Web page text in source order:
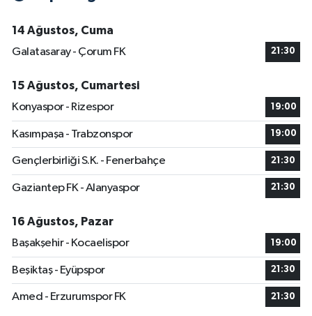
14 Ağustos, Cuma
Galatasaray - Çorum FK
21:30
15 Ağustos, Cumartesi
Konyaspor - Rizespor
19:00
Kasımpaşa - Trabzonspor 19:00
Gençlerbirliği S.K. - Fenerbahçe 21:30
Gaziantep FK - Alanyaspor 21:30
16 Ağustos, Pazar
Başakşehir - Kocaelispor
19:00
Beşiktaş - Eyüpspor 21:30
Amed - Erzurumspor FK 21:30